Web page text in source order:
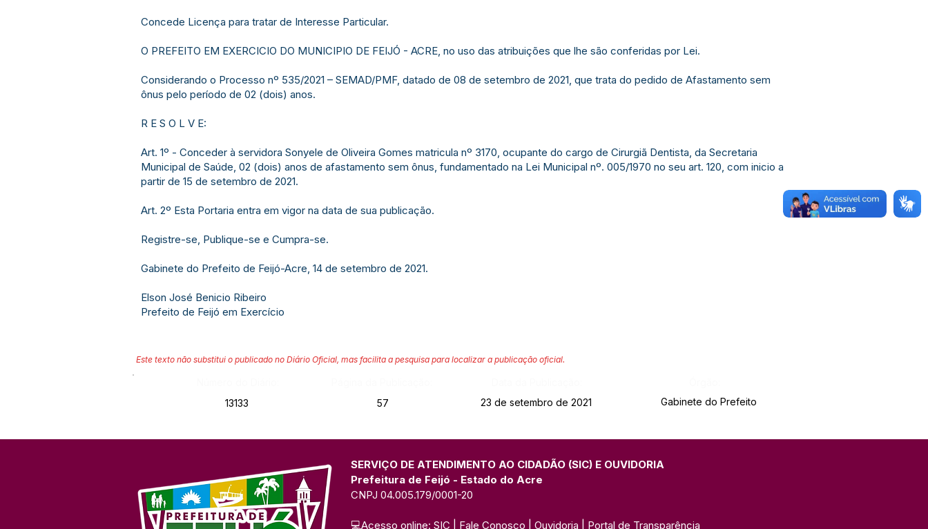
Concede Licença para tratar de Interesse Particular.
O PREFEITO EM EXERCICIO DO MUNICIPIO DE FEIJÓ - ACRE, no uso das atribuições que lhe são conferidas por Lei.
Considerando o Processo nº 535/2021 – SEMAD/PMF, datado de 08 de setembro de 2021, que trata do pedido de Afastamento sem
ônus pelo período de 02 (dois) anos.
R E S O L V E:
Art. 1º - Conceder à servidora Sonyele de Oliveira Gomes matricula nº 3170, ocupante do cargo de Cirurgiã Dentista, da Secretaria
Municipal de Saúde, 02 (dois) anos de afastamento sem ônus, fundamentado na Lei Municipal nº. 005/1970 no seu art. 120, com inicio a
partir de 15 de setembro de 2021.
Art. 2º Esta Portaria entra em vigor na data de sua publicação.
Registre-se, Publique-se e Cumpra-se.
Gabinete do Prefeito de Feijó-Acre, 14 de setembro de 2021.
Elson José Benicio Ribeiro
Prefeito de Feijó em Exercício
Este texto não substitui o publicado no Diário Oficial, mas facilita a pesquisa para localizar a publicação oficial.
13133
57 23 de setembro de 2021 Gabinete do Prefeito
SERVIÇO DE ATENDIMENTO AO CIDADÃO (SIC) E OUVIDORIA
Prefeitura de Feijó - Estado do Acre
CNPJ 04.005.179/0001-20
💻Acesso online: SIC Fale Conosco Ouvidoria Portal de Transparência